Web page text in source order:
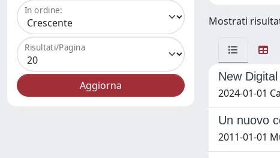
In ordine:
Risultati/Pagina
Mostrati
New
2024-01-01
Un nuovo
2011-01-01